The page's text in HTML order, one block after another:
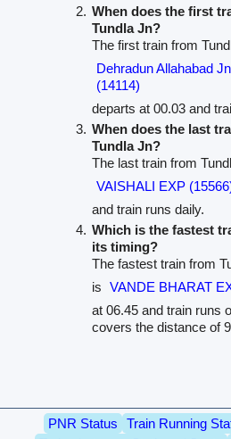
When does the first
Tundla Jn?
The first train from
Dehradun Allahabad
(14114)
departs at 00.03 and
When does the last
Tundla Jn?
The last train from
VAISHALI EXP
and train runs daily.
Which is the fastest
its timing?
The fastest train from
is
VANDE BHARAT
at 06.45 and train runs
covers the distance of
PNR Status Train Running